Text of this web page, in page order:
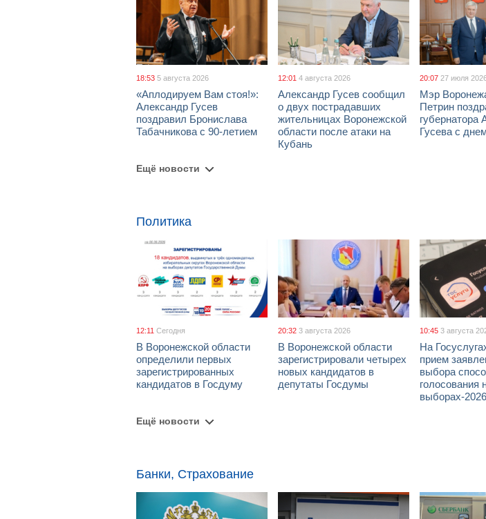
18:53 5 августа 2026
«Аплодируем Вам стоя!»:
Александр Гусев
поздравил Бронислава
Табачникова с 90-летием
12:01 4 августа 2026
Александр Гусев сообщил
о двух пострадавших
жительницах Воронежской
области после атаки на
Кубань
20:07 27 июля
Мэр
Петрин
губернатора
Гусева с
Ещё новости
Политика
12:11 Сегодня
В Воронежской области
определили первых
зарегистрированных
кандидатов в Госдуму
20:32 3 августа 2026
В Воронежской области
зарегистрировали четырех
новых кандидатов в
депутаты Госдумы
10:45 3 августа
На
прием
выбора
голосования
выборах-2026
Ещё новости
Банки, Страхование